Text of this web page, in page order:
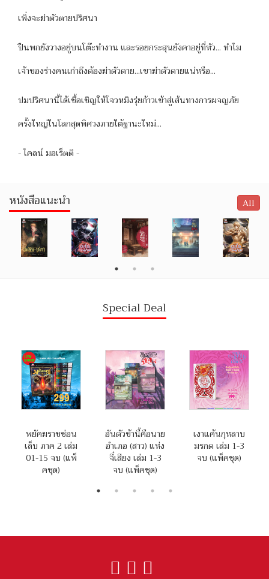
เพิ่งจะฆ่าตัวตายปริศนา
ปืนพกยังวางอยู่บนโต๊ะทำงาน และรอยกระสุนยังคาอยู่ที่หัว... ทำไม
เจ้าของร่างคนเก่าถึงต้องฆ่าตัวตาย...เขาฆ่าตัวตายแน่หรือ...
ปมปริศนานี้ได้เชื้อเชิญให้โจวหมิงรุ่ยก้าวเข้าสู่เส้นทางการผจญภัย
ครั้งใหญ่ในโลกสุดพิศวงภายใต้ฐานะใหม่...
- ไคลน์ มอเร็ตติ -
หนังสือแนะนำ All
Special Deal
พยัคฆราชซ่อน
เล็บ ภาค 2 เล่ม
01-15 จบ (แพ็
คชุด)
อันตัวข้านี้คือนาย
อำเภอ (สาว) แห่ง
จี๋เสียง เล่ม 1-3
จบ (แพ็คชุด)
เงาแค้นกุหลาบ
มรกต เล่ม 1-3
จบ (แพ็คชุด)